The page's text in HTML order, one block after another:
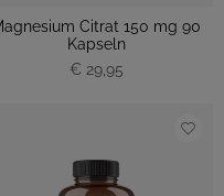
Citrat 150 mg 90
Kapseln
€ 29,95